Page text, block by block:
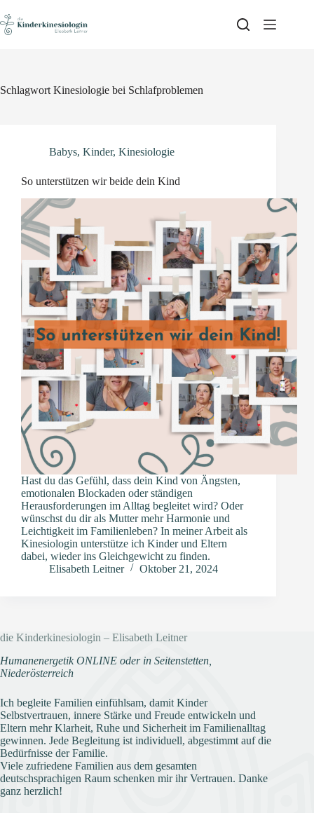
to
content
Schlagwort Kinesiologie bei Schlafproblemen
Babys, Kinder, Kinesiologie
So unterstützen wir beide dein Kind
Hast du das Gefühl, dass dein Kind von Ängsten,
emotionalen Blockaden oder ständigen
Herausforderungen im Alltag begleitet wird? Oder
wünschst du dir als Mutter mehr Harmonie und
Leichtigkeit im Familienleben? In meiner Arbeit als
Kinesiologin unterstütze ich Kinder und Eltern
dabei, wieder ins Gleichgewicht zu finden.
Elisabeth Leitner
Oktober 21, 2024
die Kinderkinesiologin – Elisabeth Leitner
Humanenergetik ONLINE oder in Seitenstetten,
Niederösterreich
Ich begleite Familien einfühlsam, damit Kinder
Selbstvertrauen, innere Stärke und Freude entwickeln und
Eltern mehr Klarheit, Ruhe und Sicherheit im Familienalltag
gewinnen. Jede Begleitung ist individuell, abgestimmt auf die
Bedürfnisse der Familie.
Viele zufriedene Familien aus dem gesamten
deutschsprachigen Raum schenken mir ihr Vertrauen. Danke
ganz herzlich!